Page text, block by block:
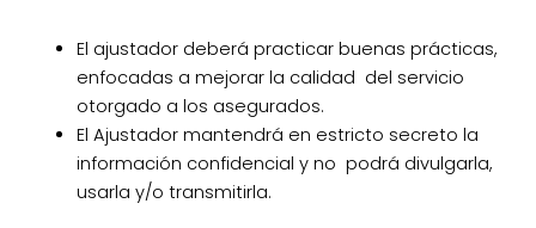
El ajustador deberá practicar buenas prácticas,
enfocadas a mejorar la calidad del servicio
otorgado a los asegurados.
El Ajustador mantendrá en estricto secreto la
información confidencial y no podrá divulgarla,
usarla y/o transmitirla.